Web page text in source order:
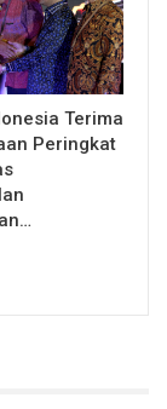
Terima
Peringkat